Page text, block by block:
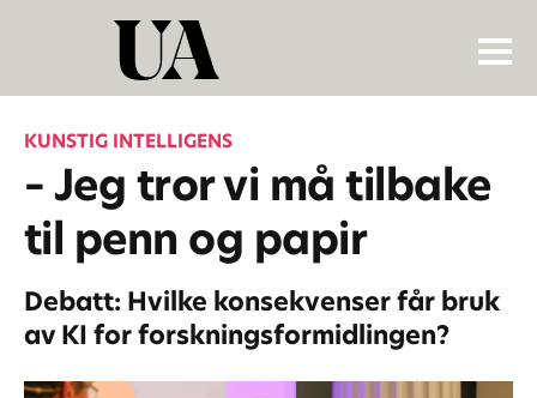
KUNSTIG INTELLIGENS
– Jeg tror vi må tilbake
til penn og papir
Debatt: Hvilke konsekvenser får bruk
av KI for forskningsformidlingen?